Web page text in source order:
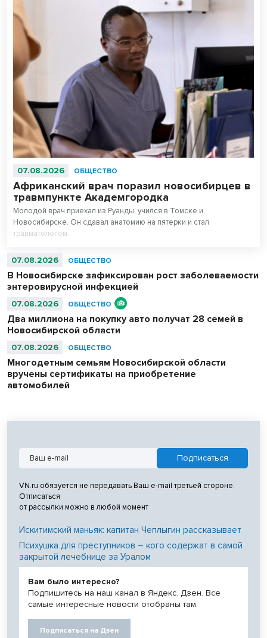
07.08.2026 ОБЩЕСТВО
Африканский врач поразил новосибирцев в
травмпункте Академгородка
Молодой врач приехал из Руанды, учился в Томске и
Новосибирске. Он сдавал анатомию на пятерки и стал
травматологом.
07.08.2026 ОБЩЕСТВО
В Новосибирске зафиксирован рост заболеваемости
энтеровирусной инфекцией
07.08.2026 ОБЩЕСТВО
Два миллиона на покупку авто получат 28 семей в
Новосибирской области
07.08.2026 ОБЩЕСТВО
Многодетным семьям Новосибирской области
вручены сертификаты на приобретение
автомобилей
VN.ru обязуется не передавать Ваш e-mail третьей стороне.
Отписаться
от рассылки можно в любой момент
Искитимский маньяк: капитан Чеплыгин рассказывает
Психушка для преступников – кого содержат в самой
закрытой лечебнице за Уралом
Вам было интересно?
Подпишитесь на наш канал в Яндекс. Дзен. Все
самые интересные новости отобраны там.
Подписаться на Дзен